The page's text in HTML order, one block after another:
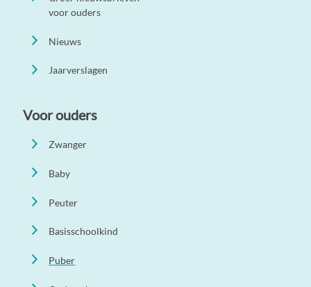
voor ouders
Nieuws
Jaarverslagen
Voor ouders
Zwanger
Baby
Peuter
Basisschoolkind
Puber